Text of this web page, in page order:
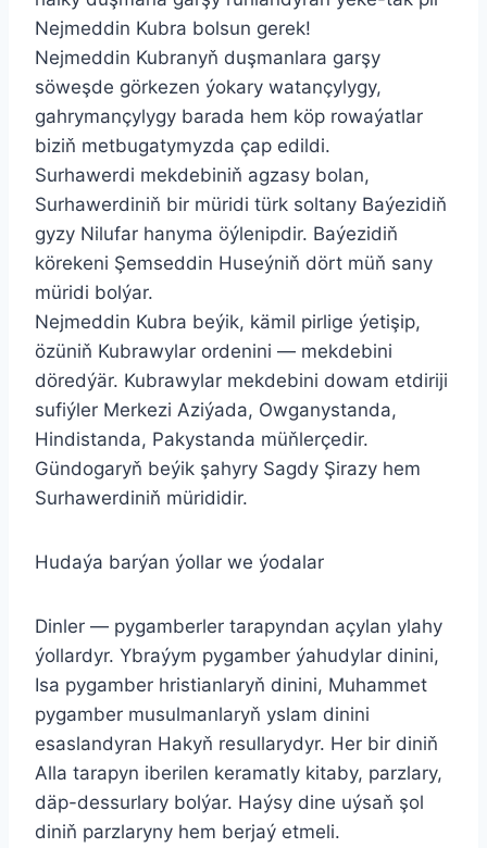
Nejmeddin Kubra bolsun gerek!
Nejmeddin Kubranyň duşmanlara garşy
söweşde görkezen ýokary watançylygy,
gahrymançylygy barada hem köp rowaýatlar
biziň metbugatymyzda çap edildi.
Surhawerdi mekdebiniň agzasy bolan,
Surhawerdiniň bir müridi türk soltany Baýezidiň
gyzy Nilufar hanyma öýlenipdir. Baýezidiň
körekeni Şemseddin Huseýniň dört müň sany
müridi bolýar.
Nejmeddin Kubra beýik, kämil pirlige ýetişip,
özüniň Kubrawylar ordenini — mekdebini
döredýär. Kubrawylar mekdebini dowam etdiriji
sufiýler Merkezi Aziýada, Owganystanda,
Hindistanda, Pakystanda müňlerçedir.
Gündogaryň beýik şahyry Sagdy Şirazy hem
Surhawerdiniň mürididir.
Hudaýa barýan ýollar we ýodalar
Dinler — pygamberler tarapyndan açylan ylahy
ýollardyr. Ybraýym pygamber ýahudylar dinini,
Isa pygamber hristianlaryň dinini, Muhammet
pygamber musulmanlaryň yslam dinini
esaslandyran Hakyň resullarydyr. Her bir diniň
Alla tarapyn iberilen keramatly kitaby, parzlary,
däp-dessurlary bolýar. Haýsy dine uýsaň şol
diniň parzlaryny hem berjaý etmeli.